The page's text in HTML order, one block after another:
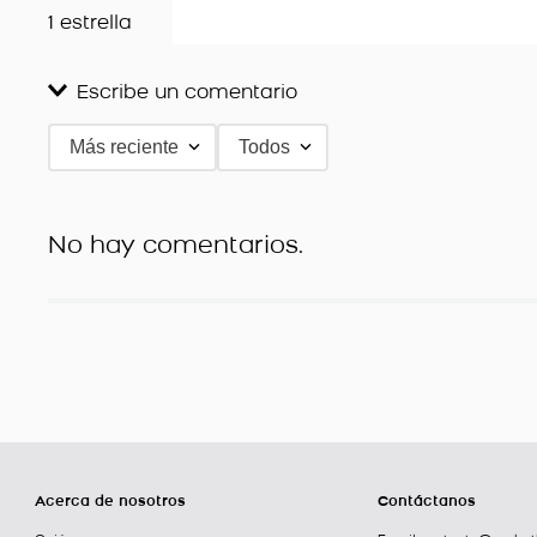
1 estrella
Escribe un comentario
Agregar comentario
Más reciente Todos
No hay comentarios.
Acerca de nosotros Contáctanos